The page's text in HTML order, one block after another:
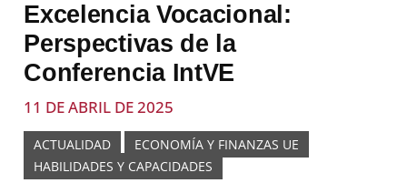
Excelencia Vocacional:
Perspectivas de la
Conferencia IntVE
11 DE ABRIL DE 2025
ACTUALIDAD
ECONOMÍA Y FINANZAS UE
HABILIDADES Y CAPACIDADES